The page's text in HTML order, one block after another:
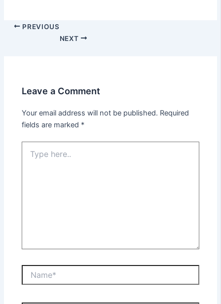
PREVIOUS
NEXT
Leave a Comment
Your email address will not be published. Required
fields are marked *
here..